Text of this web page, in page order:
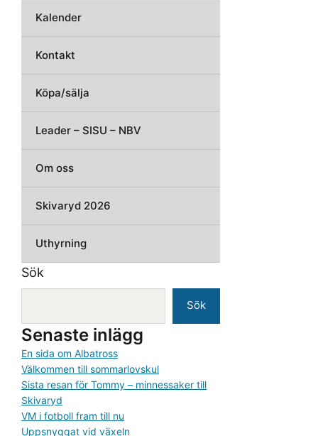
Kalender
Kontakt
Köpa/sälja
Leader – SISU – NBV
Om oss
Skivaryd 2026
Uthyrning
Sök
Sök
Senaste inlägg
En sida om Albatross
Välkommen till sommarlovskul
Sista resan för Tommy – minnessaker till
Skivaryd
VM i fotboll fram till nu
Uppsnyggat vid växeln